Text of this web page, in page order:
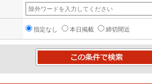
指定なし 本日掲載 締切間近